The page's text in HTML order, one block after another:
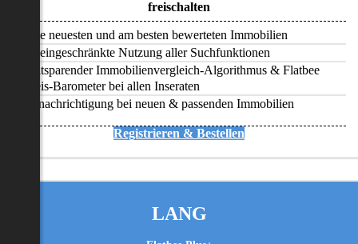
freischalten
Alle neuesten und am besten bewerteten Immobilien
Uneingeschränkte Nutzung aller Suchfunktionen
Zeitsparender Immobilienvergleich-Algorithmus & Flatbee
Preis-Barometer bei allen Inseraten
Benachrichtigung bei neuen & passenden Immobilien
Registrieren & Bestellen
LANG